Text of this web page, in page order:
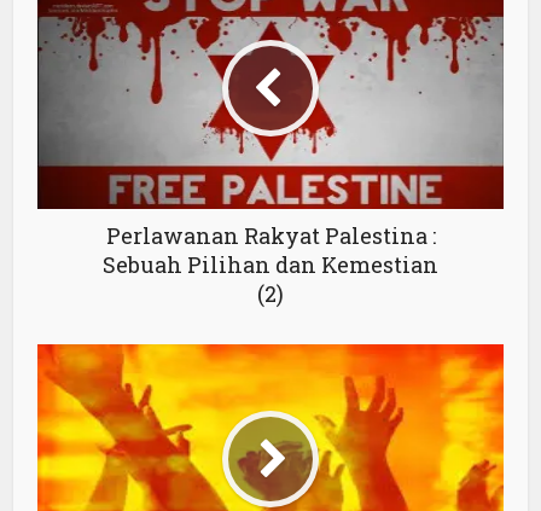
Perlawanan Rakyat Palestina :
Sebuah Pilihan dan Kemestian
(2)